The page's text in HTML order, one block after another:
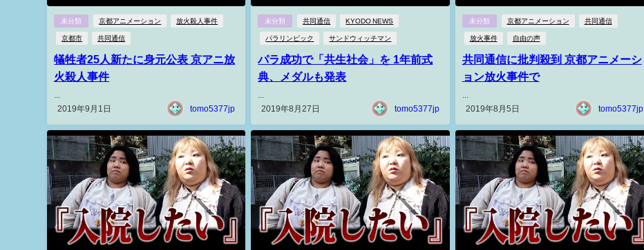
未分類 京都アニメーション 放火殺人事件
京都市 共同通信
犠牲者25人新たに身元公表 京アニ放
火殺人事件
2019年9月1日
tomo5377jp
未分類 共同通信 KYODO NEWS
パラリンピック サンドウィッチマン
パラ成功で「共生社会」を 1年前式
典、メダルも発表
2019年8月27日
tomo5377jp
未分類 京都アニメーション 共同通信
放火事件 自由の声
共同通信に批判殺到 京都アニメーシ
ョン放火事件で
2019年8月5日
tomo5377jp